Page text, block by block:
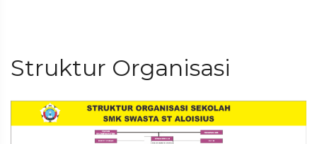
Struktur Organisasi